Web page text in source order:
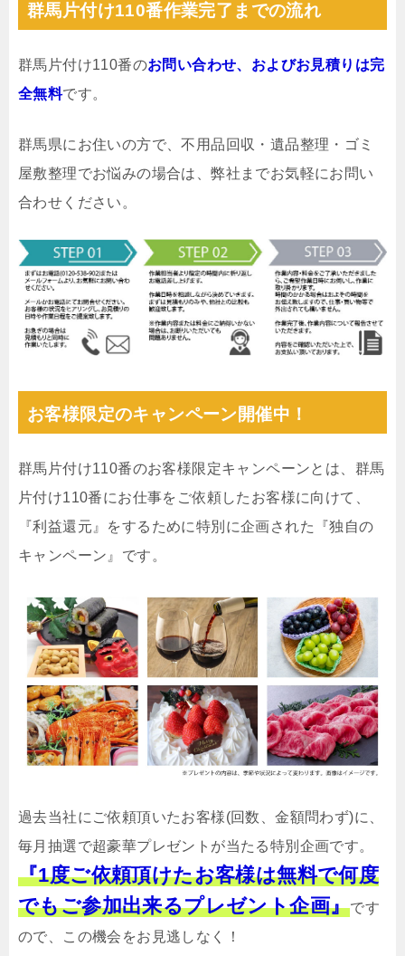
群馬片付け110番作業完了までの流れ
群馬片付け110番のお問い合わせ、およびお見積りは完
全無料です。
群馬県にお住いの方で、不用品回収・遺品整理・ゴミ
屋敷整理でお悩みの場合は、弊社までお気軽にお問い
合わせください。
お客様限定のキャンペーン開催中！
群馬片付け110番のお客様限定キャンペーンとは、群馬
片付け110番にお仕事をご依頼したお客様に向けて、
『利益還元』をするために特別に企画された『独自の
キャンペーン』です。
過去当社にご依頼頂いたお客様(回数、金額問わず)に、
毎月抽選で超豪華プレゼントが当たる特別企画です。
『1度ご依頼頂けたお客様は無料で何度
でもご参加出来るプレゼント企画』です
ので、この機会をお見逃しなく！